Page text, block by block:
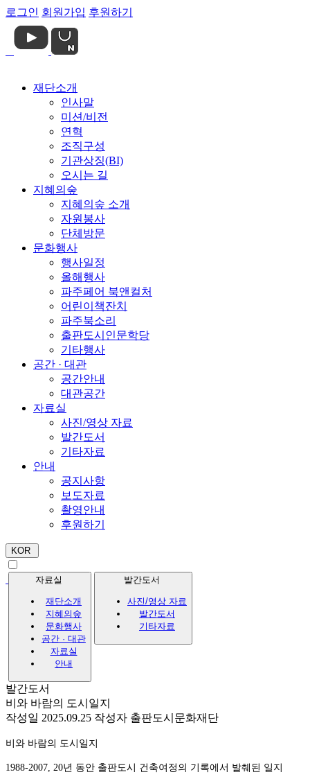
로그인 회원가입 후원하기
재단소개
인사말
미션/비전
연혁
조직구성
기관상징(BI)
오시는 길
지혜의숲
지혜의숲 소개
자원봉사
단체방문
문화행사
행사일정
올해행사
파주페어 북앤컬처
어린이책잔치
파주북소리
출판도시인문학당
기타행사
공간 · 대관
공간안내
대관공간
자료실
사진/영상 자료
발간도서
기타자료
안내
공지사항
보도자료
촬영안내
후원하기
KOR
자료실
재단소개
지혜의숲
문화행사
공간 · 대관
자료실
안내
발간도서
사진/영상 자료
발간도서
기타자료
발간도서
비와 바람의 도시일지
작성일 2025.09.25 작성자 출판도시문화재단
비와 바람의 도시일지
1988-2007, 20년 동안 출판도시 건축여정의 기록에서 발췌된 일지